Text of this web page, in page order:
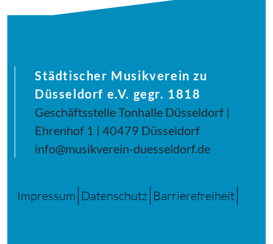
Städtischer Musikverein zu
Düsseldorf e.V. gegr. 1818
Geschäftsstelle Tonhalle Düsseldorf |
Ehrenhof 1 | 40479 Düsseldorf
info@musikverein-duesseldorf.de
Impressum Datenschutz Barrierefreiheit